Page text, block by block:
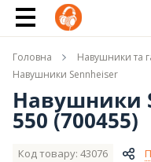
Ім'я
Телефон
Головна Навушники та
Навушники Sennheiser
Навушники
550 (700455)
Код товару: 43076